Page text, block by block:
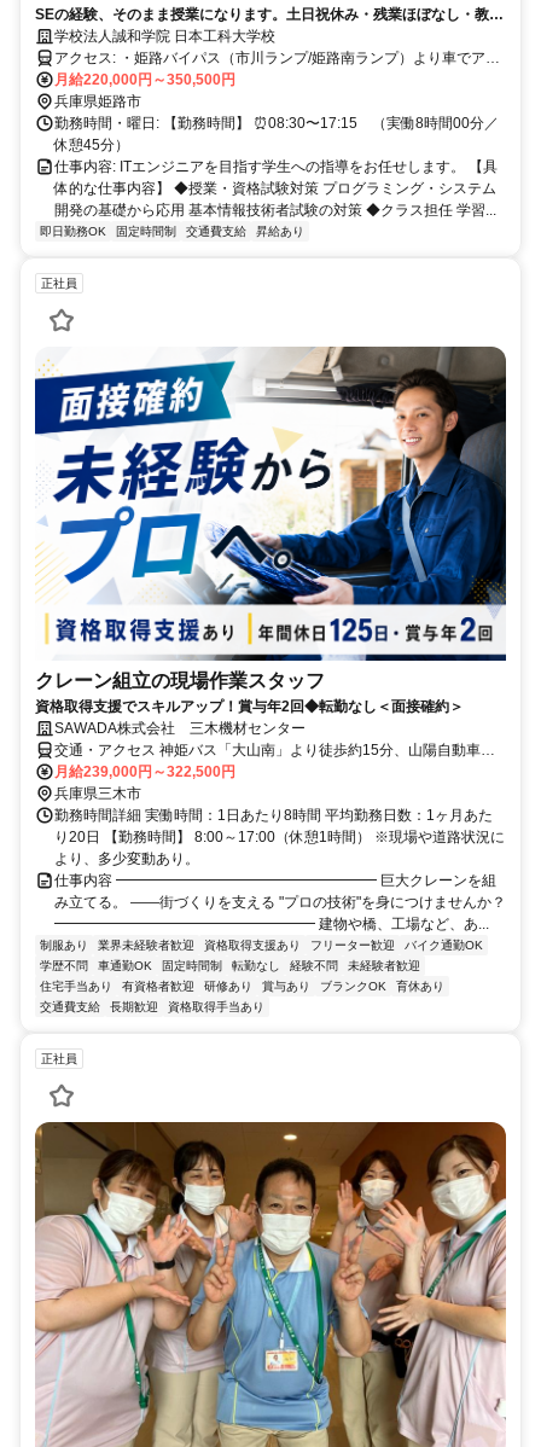
SEの経験、そのまま授業になります。土日祝休み・残業ほぼなし・教員
免許不要。
学校法人誠和学院 日本工科大学校
アクセス: ・姫路バイパス（市川ランプ/姫路南ランプ）より車でアク
セス可 《JRでお越しの場合》 JR姫路駅南口「神姫バス」→兼田バス
停徒歩10分 《山陽電鉄でお越しの場合》 山陽電鉄 妻鹿駅から徒歩15
分
月給220,000円～350,500円
兵庫県姫路市
勤務時間・曜日: 【勤務時間】 ⏰08:30〜17:15 （実働8時間00分／
休憩45分）
仕事内容: ITエンジニアを目指す学生への指導をお任せします。 【具
体的な仕事内容】 ◆授業・資格試験対策 プログラミング・システム
開発の基礎から応用 基本情報技術者試験の対策 ◆クラス担任 学習...
即日勤務OK 固定時間制 交通費支給 昇給あり
正社員
クレーン組立の現場作業スタッフ
資格取得支援でスキルアップ！賞与年2回◆転勤なし＜面接確約＞
SAWADA株式会社 三木機材センター
交通・アクセス 神姫バス「大山南」より徒歩約15分、山陽自動車道
「三木小野IC」より車で約5分
月給239,000円～322,500円
兵庫県三木市
勤務時間詳細 実働時間：1日あたり8時間 平均勤務日数：1ヶ月あた
り20日 【勤務時間】 8:00～17:00（休憩1時間） ※現場や道路状況に
より、多少変動あり。
仕事内容 ━━━━━━━━━━━━━━━━━━ 巨大クレーンを組
み立てる。 ――街づくりを支える "プロの技術"を身につけませんか？
━━━━━━━━━━━━━━━━━━ 建物や橋、工場など、あ...
制服あり 業界未経験者歓迎 資格取得支援あり フリーター歓迎
バイク通勤OK
学歴不問
車通勤OK 固定時間制 転勤なし 経験不問
未経験者歓迎
住宅手当あり
有資格者歓迎 研修あり 賞与あり ブランクOK
育休あり
交通費支給
長期歓迎 資格取得手当あり
正社員